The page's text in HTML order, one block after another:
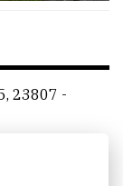
23807 -